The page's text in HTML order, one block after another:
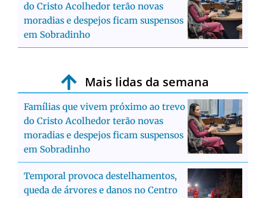
do Cristo Acolhedor terão novas
moradias e despejos ficam suspensos
em Sobradinho
Mais lidas da semana
Famílias que vivem próximo ao trevo
do Cristo Acolhedor terão novas
moradias e despejos ficam suspensos
em Sobradinho
Temporal provoca destelhamentos,
queda de árvores e danos no Centro